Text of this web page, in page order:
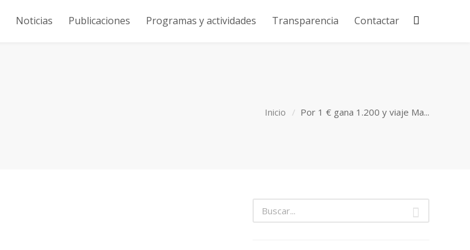
Noticias Publicaciones Programas y actividades Transparencia Contactar
Inicio Por 1 € gana 1.200 y viaje Ma...